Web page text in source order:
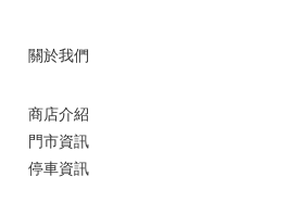
關於我們
商店介紹
門市資訊
停車資訊